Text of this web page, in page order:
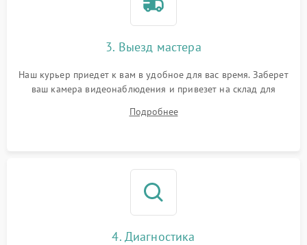
3. Выезд мастера
Наш курьер приедет к вам в удобное для вас время. Заберет
ваш камера видеонаблюдения и привезет на склад для
Подробнее
4. Диагностика